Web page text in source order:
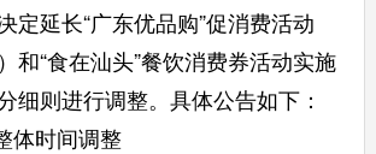
定延长“广东优品购”促消费活动
和“食在汕头”餐饮消费券活动实施
细则进行调整。具体公告如下：
体时间调整